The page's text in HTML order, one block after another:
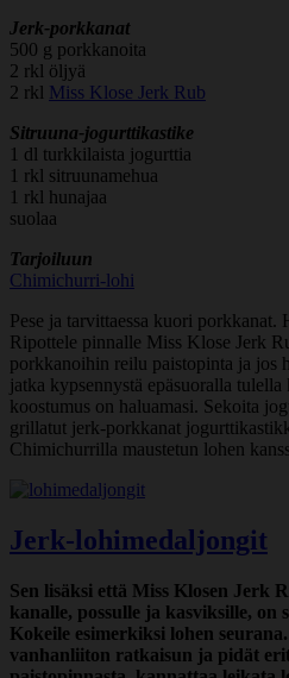
Jerk-porkkanat
500 g porkkanoita
2 rkl öljyä
2 rkl Miss Klose Jerk Rub
Sitruuna-jogurttikastike
1 dl turkkilaista jogurttia
1 rkl sitruunamehua
1 rkl hunajaa
suolaa
Tarjoiluun
Chimichurri-lohi
Pese ja tarvittaessa kuori
Ripottele pinnalle Miss Klose Jerk
porkkanoihin reilu paistopinta ja jos
jatka kypsennystä epäsuoralla
koostumus on haluamasi. Sekoita
grillatut jerk-porkkanat
Chimichurrilla maustetun lohen
Jerk-lohimedaljongit
Sen lisäksi että Miss Klosen Jerk
kanalle, possulle ja kasviksille, on
Kokeile esimerkiksi lohen
vanhanliiton ratkaisun ja pidät